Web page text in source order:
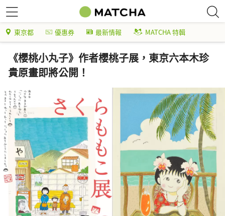
東京都 優惠券 最新情報 MATCHA 特輯
《櫻桃小丸子》作者櫻桃子展，東京六本木珍
貴原畫即將公開！